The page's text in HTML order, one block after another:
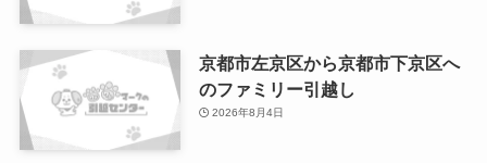
京都市左京区から京都市下京区へ
のファミリー引越し
2026年8月4日